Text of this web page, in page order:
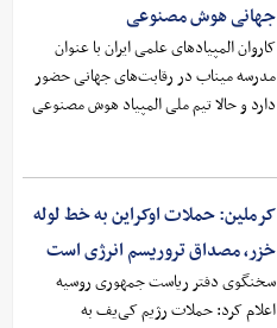
جهانی هوش مصنوعی
کاروان المپیادهای علمی ایران با عنوان
مدرسه میناب در رقابت‌های جهانی حضور
دارد و حالا تیم ملی المپیاد هوش مصنوعی
کرملین: حملات اوکراین به خط لوله
خزر، مصداق تروریسم انرژی است
سخنگوی دفتر ریاست جمهوری روسیه
اعلام کرد: حملات رژیم کی‌یف به